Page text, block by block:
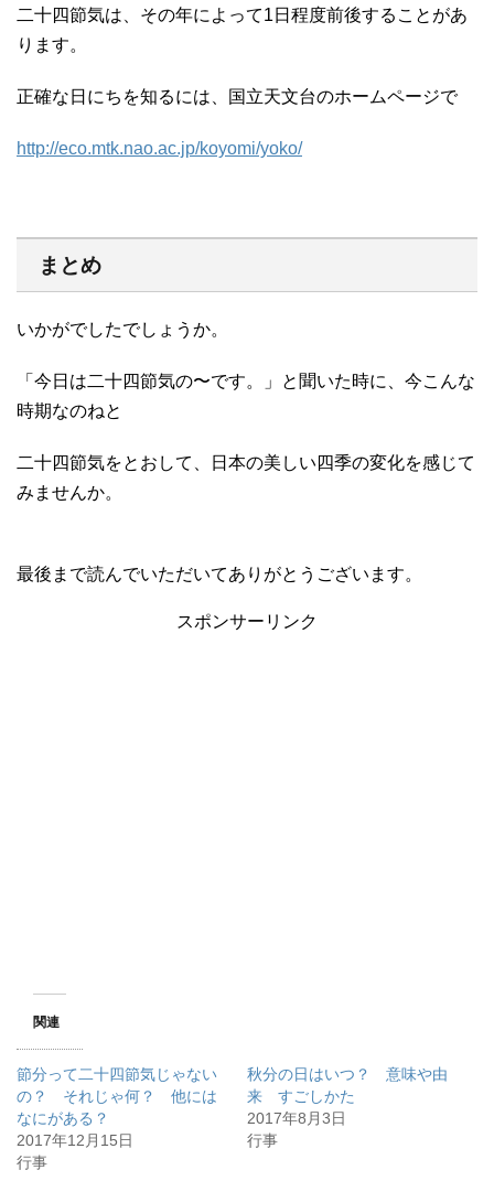
二十四節気は、その年によって1日程度前後することがあ
ります。
正確な日にちを知るには、国立天文台のホームページで
http://eco.mtk.nao.ac.jp/koyomi/yoko/
まとめ
いかがでしたでしょうか。
「今日は二十四節気の〜です。」と聞いた時に、今こんな
時期なのねと
二十四節気をとおして、日本の美しい四季の変化を感じて
みませんか。
最後まで読んでいただいてありがとうございます。
スポンサーリンク
関連
節分って二十四節気じゃない
の？ それじゃ何？ 他には
なにがある？
2017年12月15日
行事
秋分の日はいつ？ 意味や由
来 すごしかた
2017年8月3日
行事